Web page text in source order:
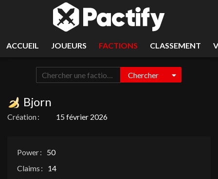
ACCUEIL JOUEURS FACTIONS CLASSEMENT
Chercher
Bjorn
Création : 15 février 2026
Power :
50
Claims :
14